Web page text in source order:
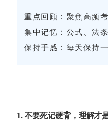
重点回顾：聚焦高频
集中记忆：公式、法
保持手感：每天保持
1. 不要死记硬背，理解才